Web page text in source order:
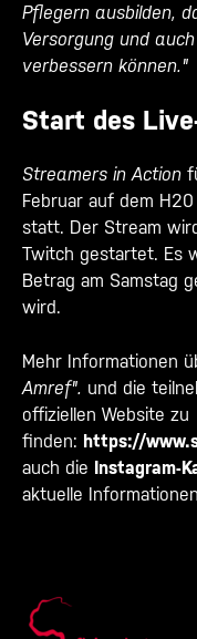
Pflegern ausbilden,
Versorgung und
verbessern können."
Start des
Streamers in Action
Februar auf dem
statt. Der Stream
Twitch gestartet. Es
Betrag am Samstag
wird.
Mehr Informationen
Amref". und die
offiziellen Website zu
finden: https://
auch die Instagram-
aktuelle